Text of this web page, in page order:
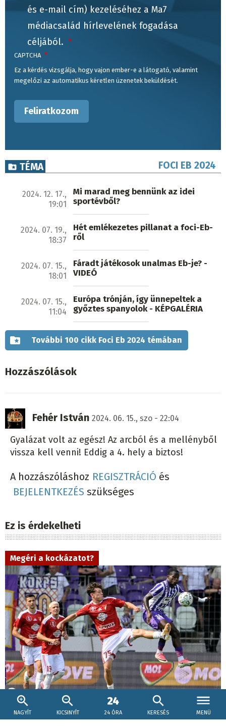
NAGYÍT KICSINYÍT 24 ÓRA KERESÉS MENÜ
és e-mail cím) kezeléséhez a Ma7
médiacsalád hírlevelének fogadása
céljából.
CAPTCHA
Ez a kérdés vizsgálja, hogy vajon ember-e a látogató, valamint
megelőzi az automatikus kéretlen üzenetek beküldését.
TÉMA FOCI EB 2024
2024. 12. 17.,
19:01
Mi marad meg bennünk az idei
sportévből?
2024. 07. 19.,
18:37
Hét emlékezetes pillanat a foci-Eb-
ről
2024. 07. 15.,
18:01
Fáradt játékosok unalmas Eb-je? -
VIDEÓ
2024. 07. 15.,
11:04
Európa trónján, így ünnepeltek a
győztes spanyolok - KÉPGALÉRIA
További 100 cikk Foci Eb 2024 témában
Hozzászólások
Fehér István 2024. 06. 15., szo - 22:04
Gyalázat volt az egész! Az arcból és a mellényből
vissza kell venni! Eddig a 4. hely a biztos!
A hozzászóláshoz REGISZTRÁCIÓ és
BEJELENTKEZÉS szükséges
Ez is érdekelheti
Megéri a kockázatot?
2026. augusztus 8., 16:57